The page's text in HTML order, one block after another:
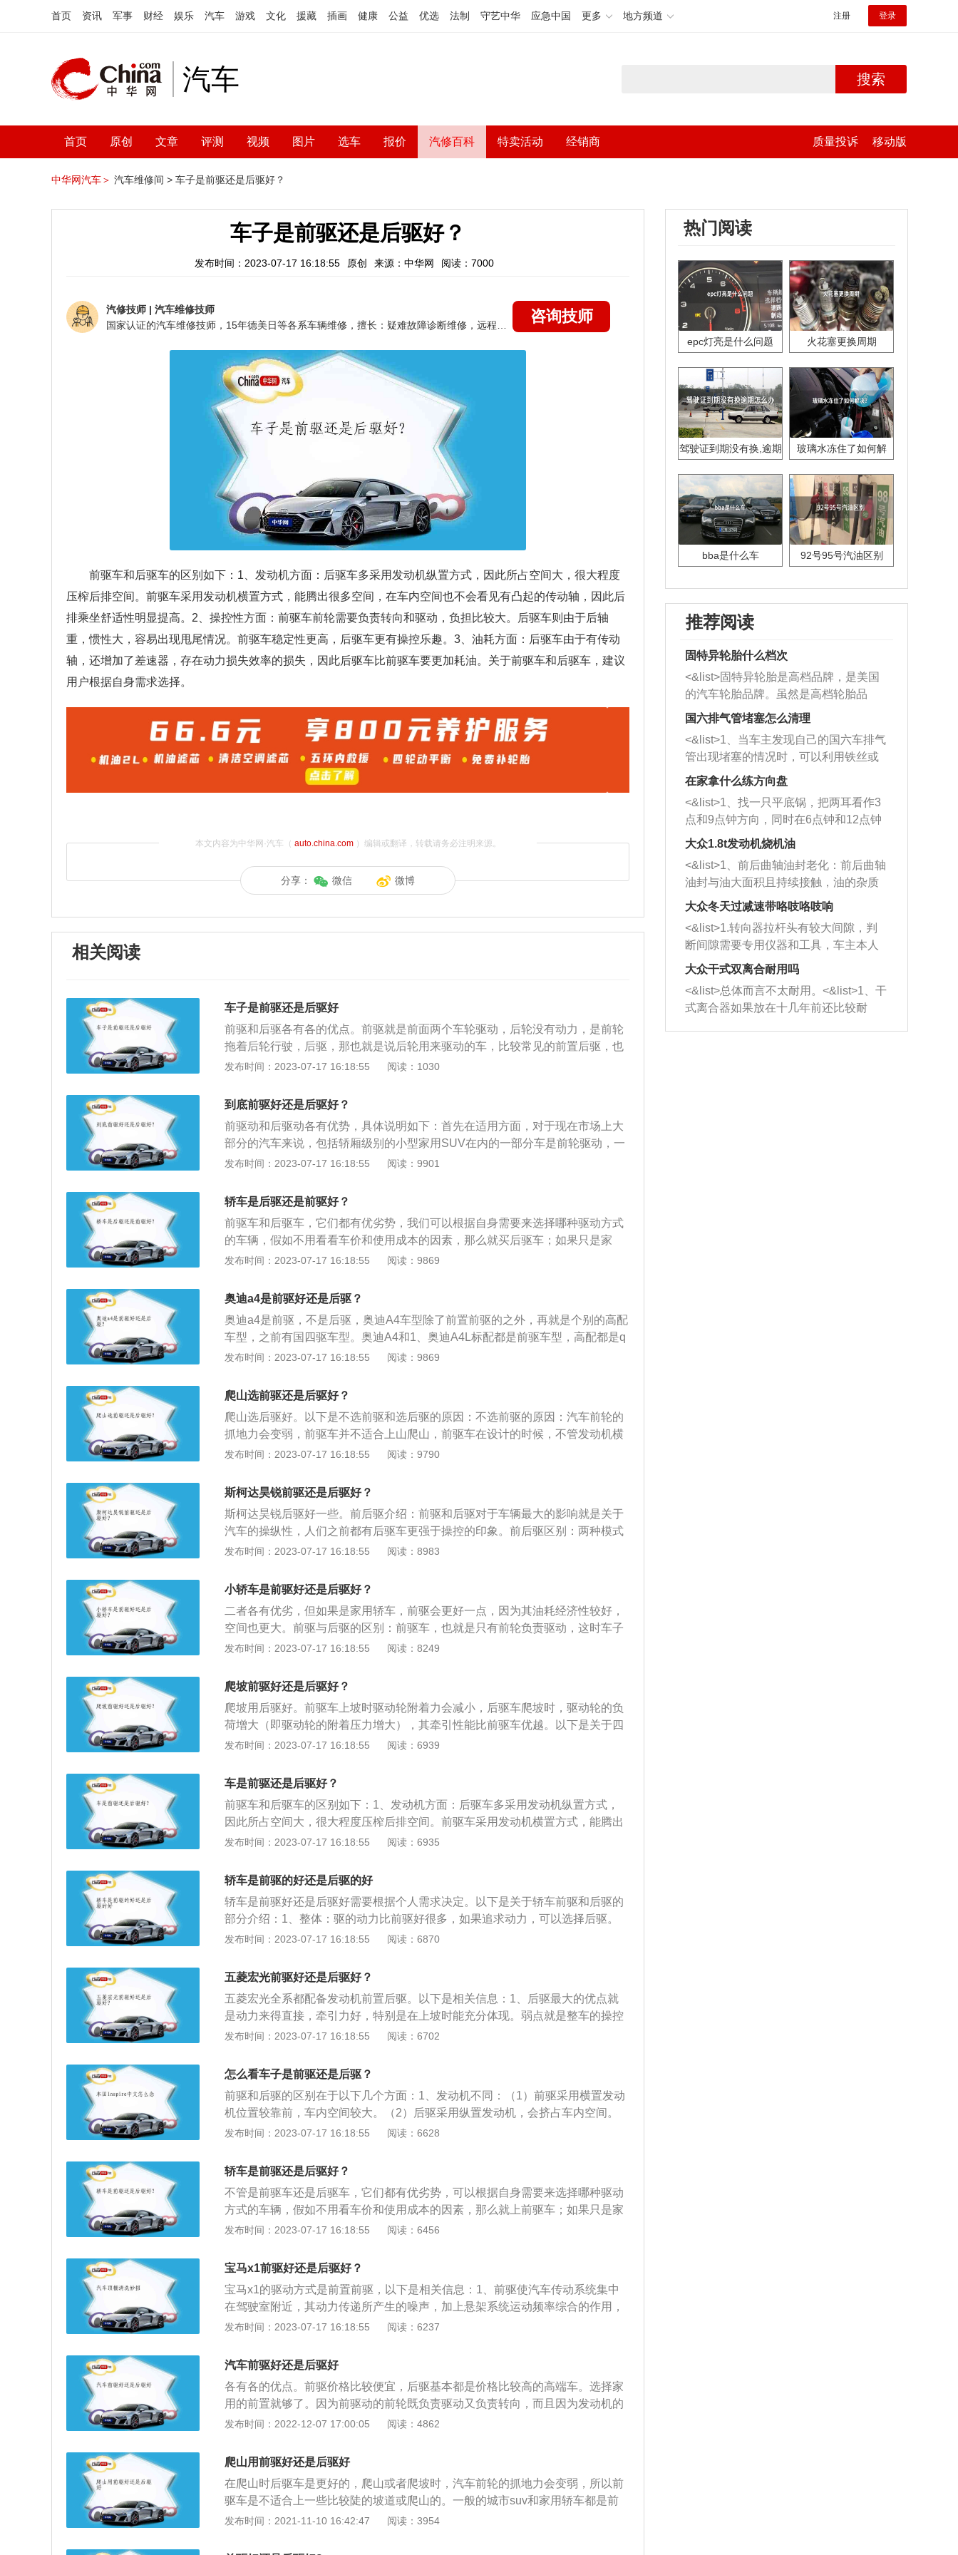
首页 资讯 军事 财经 娱乐 汽车 游戏 文化 援藏 插画 健康 公益 优选 法制 守艺中华 应急中国 更多 地方频道 注册 登录
汽车 搜索
首页 原创 文章 评测 视频 图片 选车 报价 汽修百科 特卖活动 经销商 质量投诉 移动版
中华网汽车＞ 汽车维修间 > 车子是前驱还是后驱好？
车子是前驱还是后驱好？
发布时间：2023-07-17 16:18:55 原创 来源：中华网 阅读：7000
汽修技师 | 汽车维修技师
咨询技师
前驱车和后驱车的区别如下：1、发动机方面：后驱车多采用发动机纵置方式，因此所占空间大，很大程度
压榨后排空间。前驱车采用发动机横置方式，能腾出很多空间，在车内空间也不会看见有凸起的传动轴，因此后
排乘坐舒适性明显提高。2、操控性方面：前驱车前轮需要负责转向和驱动，负担比较大。后驱车则由于后轴
重，惯性大，容易出现甩尾情况。前驱车稳定性更高，后驱车更有操控乐趣。3、油耗方面：后驱车由于有传动
轴，还增加了差速器，存在动力损失效率的损失，因此后驱车比前驱车要更加耗油。关于前驱车和后驱车，建议
用户根据自身需求选择。
本文内容为中华网·汽车（ auto.china.com）编辑或翻译，转载请务必注明来源。
分享： 微信 微博
相关阅读
车子是前驱还是后驱好
前驱和后驱各有各的优点。前驱就是前面两个车轮驱动，后轮没有动力，是前轮
拖着后轮行驶，后驱，那也就是说后轮用来驱动的车，比较常见的前置后驱，也
就是发动机在车辆前面，动力通过一根传动轴传给后轮后驱适合激烈驾驶。前驱
1、前驱车造价便宜、结构相对简单、动力的传输效率高、车身相对要轻，从而
使得车辆的油耗更低、用车更加经济。而且前驱车的内部空间也更大，能提升整
车的舒适性。2、后驱车的造价稍贵一点，但操控灵活，扭力大。后驱车由于驱
动方式和造价综合考虑，一般只用在SUV、跑车、中高级轿车上。其前后重量分
配较前驱车要合理得多。3、前驱车的前轮既要负责驱动还得用来转向，车速快
坡的时候，由于前面比较重还容易出现打滑的情况。4、后驱车复杂的结构会增
加生产成本，从而提升车价，所以后驱车的价格往往比较高，再就是传动轴会使
车内地板有凸起，影响了空间和舒适性，动力传输过程中的损耗更多，又在一定
发布时间：2023-07-17 16:18:55 阅读：1030
到底前驱好还是后驱好？
前驱动和后驱动各有优势，具体说明如下：首先在适用方面，对于现在市场上大
部分的汽车来说，包括轿厢级别的小型家用SUV在内的一部分车是前轮驱动，一
部分7辆及小型卡车采用后轮驱动。动力的区别显而易见，对于日常的一代来
力更强，在处理几个重荷和陡坡的冰雪路面时显得更优越。另外，关于前后驱动
车的驾驶操作，前驱动车的前轮不仅要负责转向，还必须保持动力输出，因此其
操作不少，后驱动分行业明确，负荷接近50：50的完美比例，极速曲线的情况下
车身的稳定性和平衡性比前驱动表现得更好。因此，一些高级车为了突出动力，
选择后驱的驾驶优势。此外，后驱车具有更复杂的传动部件，成本较高，空间利
发布时间：2023-07-17 16:18:55 阅读：9901
轿车是后驱还是前驱好？
前驱车和后驱车，它们都有优劣势，我们可以根据自身需要来选择哪种驱动方式
的车辆，假如不用看看车价和使用成本的因素，那么就买后驱车；如果只是家
用，要求油耗经济性较好、空间较大，那么就要选前驱车。1、前驱车优点：价
机械组件少而且简单，省略了传动轴装置，车身重量减轻不少。缺点：容易出现
转向不足，前轮既要承担驱动还要转向，轮胎容易磨损。2、后驱车优点：操控
性好，后轮负责驱动，前轮专注转向，这样转向时反应更敏捷；前后重力均匀，
因此具有良好的稳定性和平顺性，有利于轮胎使用寿命。缺点：成本较高，空间
利用不便，影响乘坐舒适性；容易出现转向过度现象；由于动力要多经过传动轴
发布时间：2023-07-17 16:18:55 阅读：9869
奥迪a4是前驱好还是后驱？
奥迪a4是前驱，不是后驱，奥迪A4车型除了前置前驱的之外，再就是个别的高配
车型，之前有国四驱车型。奥迪A4和1、奥迪A4L标配都是前驱车型，高配都是q
uattro四驱车型。奥迪品牌的车要么前驱要么四驱，没有后驱的车型。2、奥迪为
力偏大，并给四驱车型做了充分的预留空间。缺点是经济性差，由于发动机在
前，变速箱在后，所以变速箱会入侵驾驶室内空间。并且结构复杂，因为动力输
出方向与轮轴成直角，所以动力输出时需要改变输出的角度。
发布时间：2023-07-17 16:18:55 阅读：9869
爬山选前驱还是后驱好？
爬山选后驱好。以下是不选前驱和选后驱的原因：不选前驱的原因：汽车前轮的
抓地力会变弱，前驱车并不适合上山爬山，前驱车在设计的时候，不管发动机横
置还是纵置，它的重心都在车头两侧，与驱动轮的位置很近，传动距离短。前驱
加强。选后驱的原因：后驱其实是一种最合理的驱动方式，后驱车的后轮负责驱
动汽车前进，前轮只负责转向。后轮驱动是一种传统的驱动形式，形象地说就
是“推”着车辆前进。一般操控性好，因为一些组件从前部移到后部，这样大大地
改善了汽车的平衡性和操控性。
发布时间：2023-07-17 16:18:55 阅读：9790
斯柯达昊锐前驱还是后驱好？
斯柯达昊锐后驱好一些。前后驱介绍：前驱和后驱对于车辆最大的影响就是关于
汽车的操纵性，人们之前都有后驱车更强于操控的印象。前后驱区别：两种模式
过弯的表现，在快速过弯时，由于前驱车辆车头重量更重，并且前轮在提供动力
在车尾，则容易造成甩尾的现象，也就是所谓的转向过度。直线加速状态下，前
驱和后驱的区别，在车辆加速过程中，由于车身重心迅速后移，前轮出现抓地力
不足的情况，所以前驱车经常会出现打滑现象，后驱则是被后轮被死死地按在地
上摩擦，车辆可以获得更快的加速度。
发布时间：2023-07-17 16:18:55 阅读：8983
小轿车是前驱好还是后驱好？
二者各有优劣，但如果是家用轿车，前驱会更好一点，因为其油耗经济性较好，
空间也更大。前驱与后驱的区别：前驱车，也就是只有前轮负责驱动，这时车子
被前轮拉着走。后驱车，就是后面轮子负责驱动，车子是被后轮推着走的。前驱
乘坐舒适；前驱车的机械组件少而且简单，省略了传动轴装置，车身重量减轻不
少。缺点：容易出现转向不足，前轮既要承担驱动还要转向，轮胎容易磨损。后
驱车优缺点：优点：操控性好，后轮负责驱动，前轮专注转向，这样转向时反应
更敏捷；前后重力均匀，因此具有良好的稳定性和平顺性，有利于轮胎使用寿
命。缺点：成本较高，空间利用不便，影响乘坐舒适性；容易出现转向过度现
发布时间：2023-07-17 16:18:55 阅读：8249
爬坡前驱好还是后驱好？
爬坡用后驱好。前驱车上坡时驱动轮附着力会减小，后驱车爬坡时，驱动轮的负
荷增大（即驱动轮的附着压力增大），其牵引性能比前驱车优越。以下是关于四
驱车的部分介绍：1、定义：四驱车是有前后差速联动四轮驱动的汽车，因为发
打滑时，其他的驱动车轮也会失去动力。2、驱动形式：驱动形式，是指发动机
的布置方式以及驱动轮的数量、位置的形式。一般的乘用车都有前、后两排轮
子，其中直接由发动机驱动转动，从而推动(或拉动)汽车前进的轮子就是驱动
轮。最基本的分类标准是按照驱动轮的数量，可分为两轮驱动和四轮驱动两大
类。
发布时间：2023-07-17 16:18:55 阅读：6939
车是前驱还是后驱好？
前驱车和后驱车的区别如下：1、发动机方面：后驱车多采用发动机纵置方式，
因此所占空间大，很大程度压榨后排空间。前驱车采用发动机横置方式，能腾出
很多空间，在车内空间也不会看见有凸起的传动轴，因此后排乘坐舒适性明显提
由于后轴重，惯性大，容易出现甩尾情况。前驱车稳定性更高，后驱车更有操控
乐趣。3、油耗方面：后驱车由于有传动轴，还增加了差速器，存在动力损失效
率的损失，因此后驱车比前驱车要更加耗油。关于前驱车和后驱车，建议用户根
据自身需求选择。
发布时间：2023-07-17 16:18:55 阅读：6935
轿车是前驱的好还是后驱的好
轿车是前驱好还是后驱好需要根据个人需求决定。以下是关于轿车前驱和后驱的
部分介绍：1、整体：驱的动力比前驱好很多，如果追求动力，可以选择后驱。
后驱的耗油量很厉害。前驱的发动机在前面，会听到发动机运转的声音。后驱后
动轴，如果一辆车后排中部凸出，那有可能就是前置后驱车。前驱的车因为车轮
转向很难控制。
发布时间：2023-07-17 16:18:55 阅读：6870
五菱宏光前驱好还是后驱好？
五菱宏光全系都配备发动机前置后驱。以下是相关信息：1、后驱最大的优点就
是动力来得直接，牵引力好，特别是在上坡时能充分体现。弱点就是整车的操控
性比前驱的差一些，传动效率也没有前驱车高。2、前驱的车辆其传动效率要比
因此横置发动机的传动效率最高，操控性也好。前置前驱不需要安装传动轴，降
低了制造成本和技术难度，同时还能减轻车辆自重，为后排提供更多的乘坐空
间。3、相对于前驱车而言，后驱车的牵引力更大，当加速时，后轮承担重量比
前轮要大很多，这样更不容易打滑，因此后驱的加速性能会比前驱的好很多。后
驱车后轮直接提供充沛动力，前轮只负责转向提供横向力即可，这样即使在重心
比后驱车低很多，利用惯性漂移也是后驱车的专属。
发布时间：2023-07-17 16:18:55 阅读：6702
怎么看车子是前驱还是后驱？
前驱和后驱的区别在于以下几个方面：1、发动机不同：（1）前驱采用横置发动
机位置较靠前，车内空间较大。（2）后驱采用纵置发动机，会挤占车内空间。
2、车头车尾轻重不同：（1）前驱车车头重车尾轻，急转弯容易出现转向不足。
（1）如遇到陡坡，前驱车重心角度在前面，容易在上坡时打滑。（2）后驱车相
对靠后，不易在上坡时打滑。4、前悬不同：（1）前驱车型前悬较长，轿车属于
比较常见的驱动型式。（2）后驱车型前悬相对较短，大、中型客车属于常见的
驱动型式。
发布时间：2023-07-17 16:18:55 阅读：6628
轿车是前驱还是后驱好？
不管是前驱车还是后驱车，它们都有优劣势，可以根据自身需要来选择哪种驱动
方式的车辆，假如不用看车价和使用成本的因素，那么就上前驱车；如果只是家
用，要求油耗经济性较好、空间较大，那么就选前驱车。前驱车和后驱车的优劣
大，后排乘坐舒适；前驱车的机械组件少而且简单，省略了传动轴装置，车身重
量减轻不少。2、前驱车缺点：容易出现转向不足，前轮既要承担驱动还要转
向，轮胎容易磨损。3、后驱车优点：操控性好，后轮负责驱动，前轮专注转
向，这样转向时反应更敏捷；前后重力均匀，因此具有良好的稳定性和平顺性，
有利于轮胎使用寿命。4、后驱车缺点：成本较高，空间利用不便，影响乘坐舒
前驱车大。
发布时间：2023-07-17 16:18:55 阅读：6456
宝马x1前驱好还是后驱好？
宝马x1的驱动方式是前置前驱，以下是相关信息：1、前驱使汽车传动系统集中
在驾驶室附近，其动力传递所产生的噪声，加上悬架系统运动频率综合的作用，
对驾驶员造成工作环境污染和身体伤害，因此驾驶室的内饰成本较高。2、从动
扭，后动驱的汽车一般可以将主减速器布置得与变速箱、发动机较远些，因此主
减速器中的从动齿轮分布圆可以设计得大一些，获得较大的传动比。
发布时间：2023-07-17 16:18:55 阅读：6237
汽车前驱好还是后驱好
各有各的优点。前驱价格比较便宜，后驱基本都是价格比较高的高端车。选择家
用的前置就够了。因为前驱动的前轮既负责驱动又负责转向，而且因为发动机的
前置，所以车头重，车尾轻，所以急转弯时容易转向不足。后驱正好相反。车头
箱连接，然后动力通过左右传动轴直接输出到前轮，可以减少不必要的动力损
失，有助于降低油耗。发动机和传动部件都集中在车身前部，可以节省维修成
本。前驱动车可以腾出宝贵的车厢空间，因为它没有连接到传动轴和后轮的其他
驱动部件。例如，本田思域的后排座椅中间是一个完全平坦的平台，可以坐在中
间位置而不用伸开双脚，从而提高乘坐舒适性。缺点：由于整个车主的重量都集
发布时间：2022-12-07 17:00:05 阅读：4862
爬山用前驱好还是后驱好
在爬山时后驱车是更好的，爬山或者爬坡时，汽车前轮的抓地力会变弱，所以前
驱车是不适合上一些比较陡的坡道或爬山的。一般的城市suv和家用轿车都是前
轮驱动的，前轮驱动汽车的发动机和变速箱一般是横置的，这样可以降低成本扩
驱的。一般的四驱车和后驱车发动机都是纵置的，并且有些越野车是有分动箱
发布时间：2021-11-10 16:42:47 阅读：3954
热门阅读
epc灯亮是什么问题 火花塞更换周期
驾驶证到期没有换,逾期
玻璃水冻住了如何解
bba是什么车 92号95号汽油区别
推荐阅读
固特异轮胎什么档次
<&list>固特异轮胎是高档品牌，是美国
的汽车轮胎品牌。虽然是高档轮胎品
牌，但是中高低端的轮胎都有生产，这
也是为了更好的开拓市场。
国六排气管堵塞怎么清理
<&list>1、当车主发现自己的国六车排气
管出现堵塞的情况时，可以利用铁丝或
者是细棍，直接将杂物给取出来，如果
堵塞情况比较严重，也可以采取应急措
施。 <&list>2、直接利用木棍将所有的
杂物推到排气管里面的位置处，然后将
三元催化器拆解开，就可以将堵塞的东
西取出来。但如果是因为积碳过多引起
的堵塞，就需要将三元催化器泡在草酸
洗剂对堵塞的情况得到解决，将清洗剂
放在燃油箱中，与燃油混合后，车辆启
动时，就可以和汽油一起进入到燃烧
室，最后形成废气排出，就可以让三元
催化器得到清洗，排气管堵塞的情况就
能够得到解决。
在家拿什么练方向盘
<&list>1、找一只平底锅，把两耳看作3
点和9点钟方向，同时在6点钟和12点钟
方向做一个标记。 <&list>2、双手握住
一圈半的练习，往右同样也要打相同的
圈数。 <&list>3、最后强调要反复练
习，这样就可以形成肌肉记忆，在真实
驾驶车辆时，不需要记忆也能打好方
向。
大众1.8t发动机烧机油
<&list>1、前后曲轴油封老化：前后曲轴
油封与油大面积且持续接触，油的杂质
和发动机内持续温度变化使其密封效果
逐渐减弱，导致渗油或漏油。<&list>2、
活塞间隙过大：积碳会使活塞环与缸体
的间隙扩大，导致机油流入燃烧室中，
造成烧机油。<&list>3、机油粘度。使用
机油粘度过小的话，同样会有烧机油现
象，机油粘度过小具有很好的流动性，
大众冬天过减速带咯吱咯吱响
<&list>1.转向器拉杆头有较大间隙，判
断间隙需要专用仪器和工具，车主本人
无法制作，需要将车辆送到修理厂或4s
店；<&list>2.车辆半轴套管防尘罩破
裂，破裂后会出现漏油现象，使半轴磨
损严重，磨损的半轴容易损坏，产生异
响；<&list>3.稳定器的转向胶套和球头
大众干式双离合耐用吗
<&list>总体而言不太耐用。<&list>1、干
式离合器如果放在十几年前还比较耐